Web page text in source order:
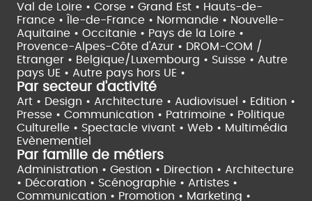
Val de Loire • Corse • Grand Est • Hauts-de-
France •
Île-de-France • Normandie • Nouvelle-
Aquitaine • Occitanie • Pays de la Loire •
Provence-Alpes-Côte d'Azur • DROM-COM /
Etranger • Belgique/Luxembourg • Suisse • Autre
pays UE • Autre pays hors UE •
Par secteur d'activité
Art • Design • Architecture • Audiovisuel • Edition •
Presse • Communication • Patrimoine • Politique
Culturelle • Spectacle vivant • Web • Multimédia
Evènementiel
Par famille de métiers
Administration • Gestion • Direction • Architecture
• Décoration • Scénographie • Artistes •
Communication • Promotion • Marketing •